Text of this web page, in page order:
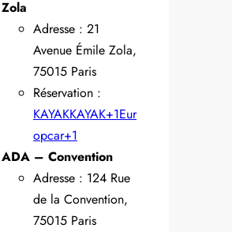
Zola
Adresse : 21
Avenue Émile Zola,
75015 Paris
Réservation :
KAYAKKAYAK+1Eur
opcar+1
ADA – Convention
Adresse : 124 Rue
de la Convention,
75015 Paris